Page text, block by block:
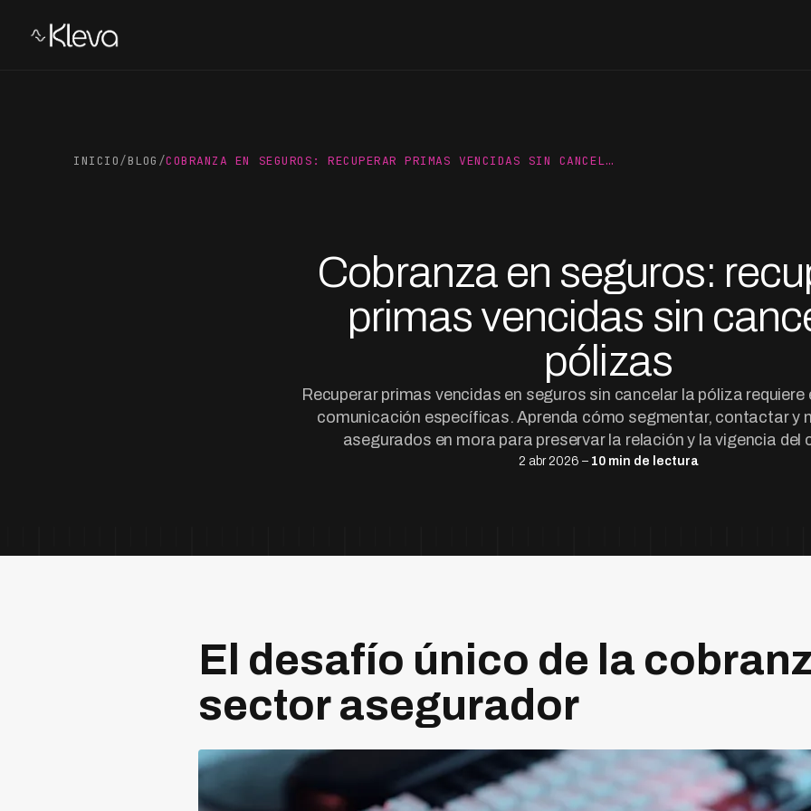
INICIO/BLOG /COBRANZA EN SEGUROS: RECUPERAR PRIMAS VENCIDAS SIN CANCEL…
Cobranza en seguros:
primas vencidas sin
pólizas
Recuperar primas vencidas en seguros sin cancelar la póliza requiere
comunicación específicas. Aprenda cómo segmentar, contactar y
asegurados en mora para preservar la relación y la vigencia del
2 abr 2026 – 10 min de lectura
El desafío único de la
sector asegurador